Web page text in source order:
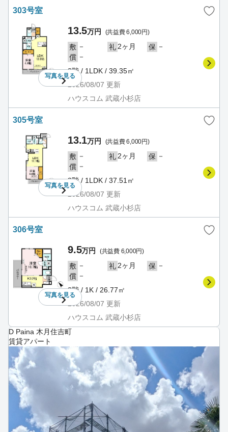
303号室
写真を見る
13.5万円 (共益費 6,000円)
敷 － 礼 2ヶ月 保 －
償 －
3階 / 1LDK / 39.35㎡
2026/08/07 更新
ハウスコム 武蔵小杉店
305号室
写真を見る
13.1万円 (共益費 6,000円)
敷 － 礼 2ヶ月 保 －
償 －
3階 / 1LDK / 37.51㎡
2026/08/07 更新
ハウスコム 武蔵小杉店
306号室
写真を見る
9.5万円 (共益費 6,000円)
敷 － 礼 2ヶ月 保 －
償 －
3階 / 1K / 26.77㎡
2026/08/07 更新
ハウスコム 武蔵小杉店
D Paina 木月住吉町
賃貸アパート